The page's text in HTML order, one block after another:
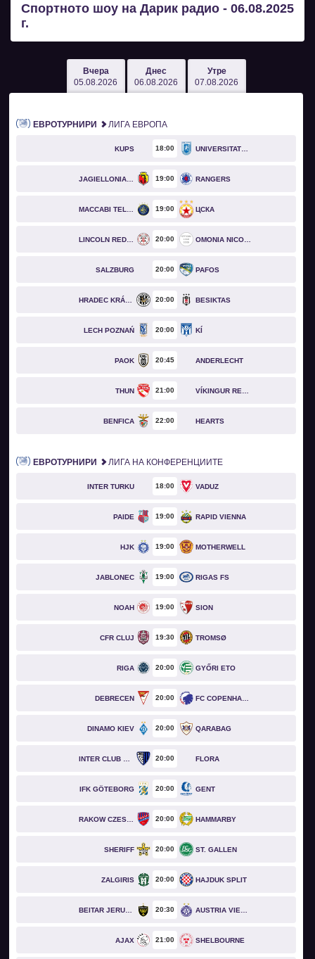
Спортното шоу на Дарик радио - 06.08.2025
г.
Вчера
05.08.2026
Днес
06.08.2026
Утре
07.08.2026
ЕВРОТУРНИРИ ЛИГА ЕВРОПА
KUPS 18 00 UNIVERSITATEA CRAIOVA
JAGIELLONIA BIAŁYSTOK 19 00 RANGERS
19 00 ЦСКА
LINCOLN RED IMPS 20 00 OMONIA NICOSIA
SALZBURG 20 00 PAFOS
HRADEC KRÁLOVÉ 20 00 BESIKTAS
LECH POZNAŃ 20 00 KÍ
PAOK 20 45 ANDERLECHT
THUN 21 00
BENFICA 22 00 HEARTS
ЕВРОТУРНИРИ ЛИГА НА КОНФЕРЕНЦИИТЕ
INTER TURKU 18 00 VADUZ
PAIDE 19 00 RAPID VIENNA
HJK 19 00 MOTHERWELL
JABLONEC 19 00 RIGAS FS
NOAH 19 00 SION
CFR CLUJ 19 30 TROMSØ
RIGA 20 00 GYŐRI ETO
DEBRECEN 20 00 FC COPENHAGEN
DINAMO KIEV 20 00 QARABAG
20 00 FLORA
IFK GÖTEBORG 20 00 GENT
RAKOW CZESTOCHOWA 20 00 HAMMARBY
SHERIFF 20 00 ST. GALLEN
ZALGIRIS 20 00 HAJDUK SPLIT
BEITAR JERUSALEM 20 30
AJAX 21 00 SHELBOURNE